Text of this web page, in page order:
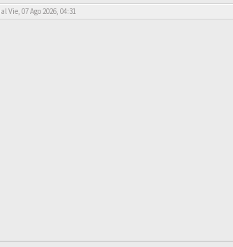
Vie, 07 Ago 2026, 04:31